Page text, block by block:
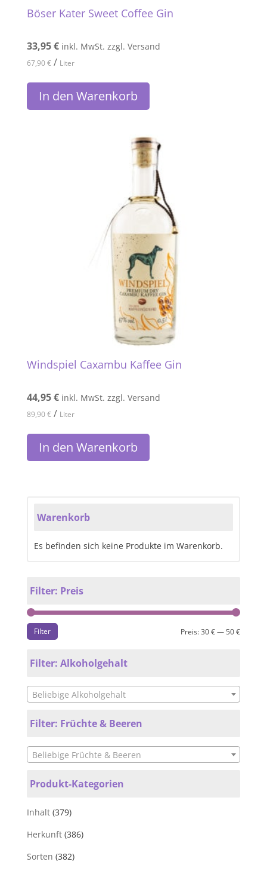
Böser Kater Sweet Coffee Gin
33,95€ inkl. MwSt. zzgl. Versand
67,90€/ Liter
In den Warenkorb
Windspiel Caxambu Kaffee Gin
44,95€ inkl. MwSt. zzgl. Versand
89,90€/ Liter
In den Warenkorb
Warenkorb
Es befinden sich keine Produkte im Warenkorb.
Filter: Preis
Filter Preis:30 €—50 €
Filter: Alkoholgehalt
Beliebige Alkoholgehalt
Filter: Früchte & Beeren
Beliebige Früchte & Beeren
Produkt-Kategorien
Inhalt (379)
Herkunft (386)
Sorten (382)